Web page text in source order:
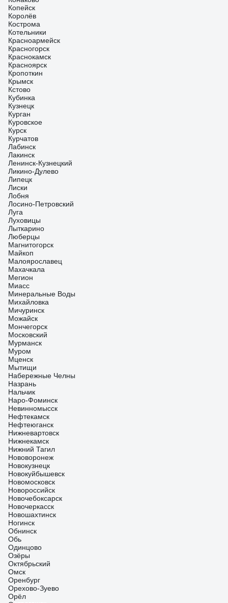
Копейск
Королёв
Кострома
Котельники
Красноармейск
Красногорск
Краснокамск
Красноярск
Кропоткин
Крымск
Кстово
Кубинка
Кузнецк
Курган
Куровское
Курск
Курчатов
Лабинск
Лакинск
Ленинск-Кузнецкий
Ликино-Дулево
Липецк
Лиски
Лобня
Лосино-Петровский
Луга
Луховицы
Лыткарино
Люберцы
Магнитогорск
Майкоп
Малоярославец
Махачкала
Мегион
Миасс
Минеральные Воды
Михайловка
Мичуринск
Можайск
Мончегорск
Московский
Мурманск
Муром
Мценск
Мытищи
Набережные Челны
Назрань
Нальчик
Наро-Фоминск
Невинномысск
Нефтекамск
Нефтеюганск
Нижневартовск
Нижнекамск
Нижний Тагил
Нововоронеж
Новокузнецк
Новокуйбышевск
Новомосковск
Новороссийск
Новочебоксарск
Новочеркасск
Новошахтинск
Ногинск
Обнинск
Обь
Одинцово
Озёры
Октябрьский
Омск
Оренбург
Орехово-Зуево
Орёл